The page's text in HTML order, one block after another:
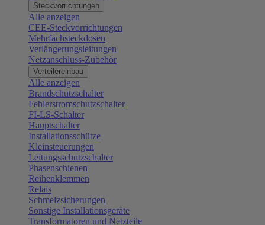
Steckvorrichtungen
Alle anzeigen
CEE-Steckvorrichtungen
Mehrfachsteckdosen
Verlängerungsleitungen
Netzanschluss-Zubehör
Verteilereinbau
Alle anzeigen
Brandschutzschalter
Fehlerstromschutzschalter
FI-LS-Schalter
Hauptschalter
Installationsschütze
Kleinsteuerungen
Leitungsschutzschalter
Phasenschienen
Reihenklemmen
Relais
Schmelzsicherungen
Sonstige Installationsgeräte
Transformatoren und Netzteile